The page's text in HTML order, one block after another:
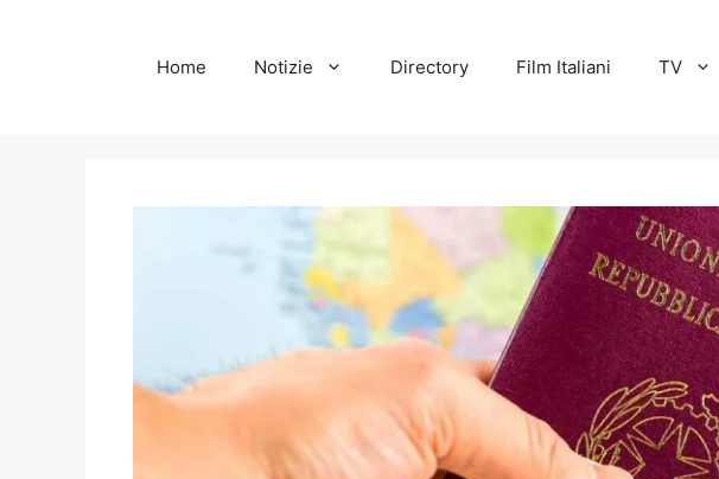
Home Notizie Directory Film Italiani TV